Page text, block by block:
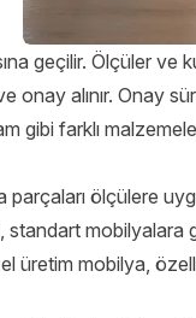
geçilir. Ölçüler ve
onay alınır. Onay
gibi farklı
parçaları ölçülere
, standart mobilyalara
üretim mobilya,